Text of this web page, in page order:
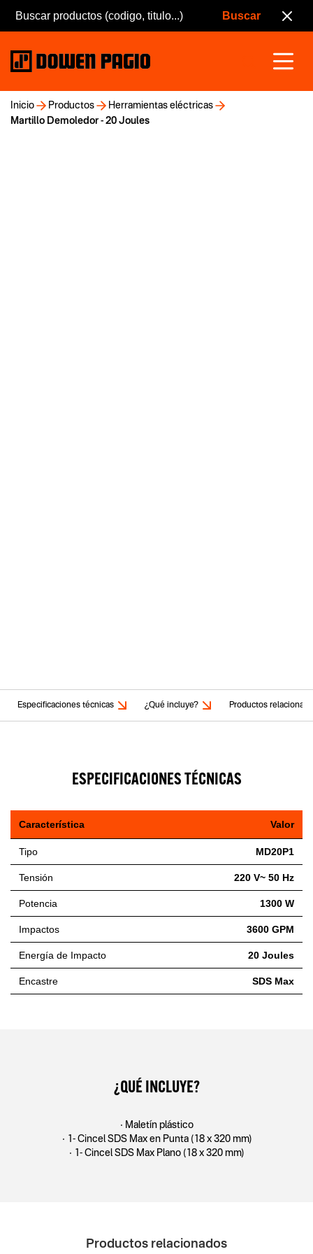
Inicio Productos
Herramientas eléctricas
Martillo Demoledor - 20 Joules
Especificaciones técnicas ¿Qué incluye? Productos
ESPECIFICACIONES TÉCNICAS
Característica Valor
Tipo MD20P1
Tensión 220 V~ 50 Hz
Potencia 1300 W
Impactos 3600 GPM
Energía de Impacto 20 Joules
Encastre SDS Max
¿QUÉ INCLUYE?
• Maletín plástico
• 1- Cincel SDS Max en Punta (18 x 320 mm)
• 1- Cincel SDS Max Plano (18 x 320 mm)
Productos relacionados